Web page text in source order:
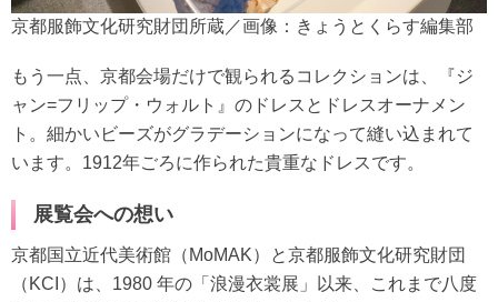
京都服飾文化研究財団所蔵／画像：きょうとくらす編集部
もう一点、京都会場だけで観られるコレクションは、『ジ
ャン=フリップ・ウォルト』のドレスとドレスオーナメン
ト。細かいビーズがグラデーションになって縫い込まれて
います。1912年ごろに作られた貴重なドレスです。
展覧会への想い
京都国立近代美術館（MoMAK）と京都服飾文化研究財団
（KCI）は、1980 年の「浪漫衣裳展」以来、これまで八度